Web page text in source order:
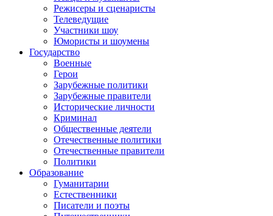
Режисеры и сценаристы
Телеведущие
Участники шоу
Юмористы и шоумены
Государство
Военные
Герои
Зарубежные политики
Зарубежные правители
Исторические личности
Криминал
Общественные деятели
Отечественные политики
Отечественные правители
Политики
Образование
Гуманитарии
Естественники
Писатели и поэты